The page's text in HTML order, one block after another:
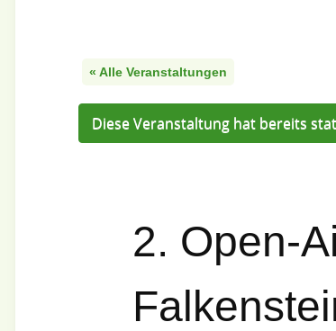
« Alle Veranstaltungen
Diese Veranstaltung hat bereits
2. Open-